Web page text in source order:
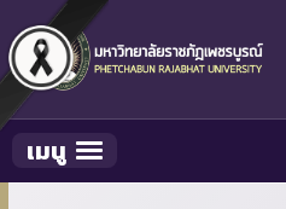
Toggle navigation
เมนู